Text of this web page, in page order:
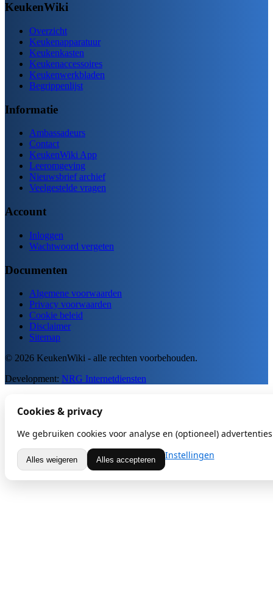
KeukenWiki
Overzicht
Keukenapparatuur
Keukenkasten
Keukenaccessoires
Keukenwerkbladen
Begrippenlijst
Informatie
Ambassadeurs
Contact
KeukenWiki App
Leeromgeving
Nieuwsbrief archief
Veelgestelde vragen
Account
Inloggen
Wachtwoord vergeten
Documenten
Algemene voorwaarden
Privacy voorwaarden
Cookie beleid
Disclaimer
Sitemap
© 2026 KeukenWiki - alle rechten voorbehouden.
Development: NRG Internetdiensten
Cookies & privacy
We gebruiken cookies voor analyse en (optioneel)
Alles weigeren Alles accepteren Instellingen